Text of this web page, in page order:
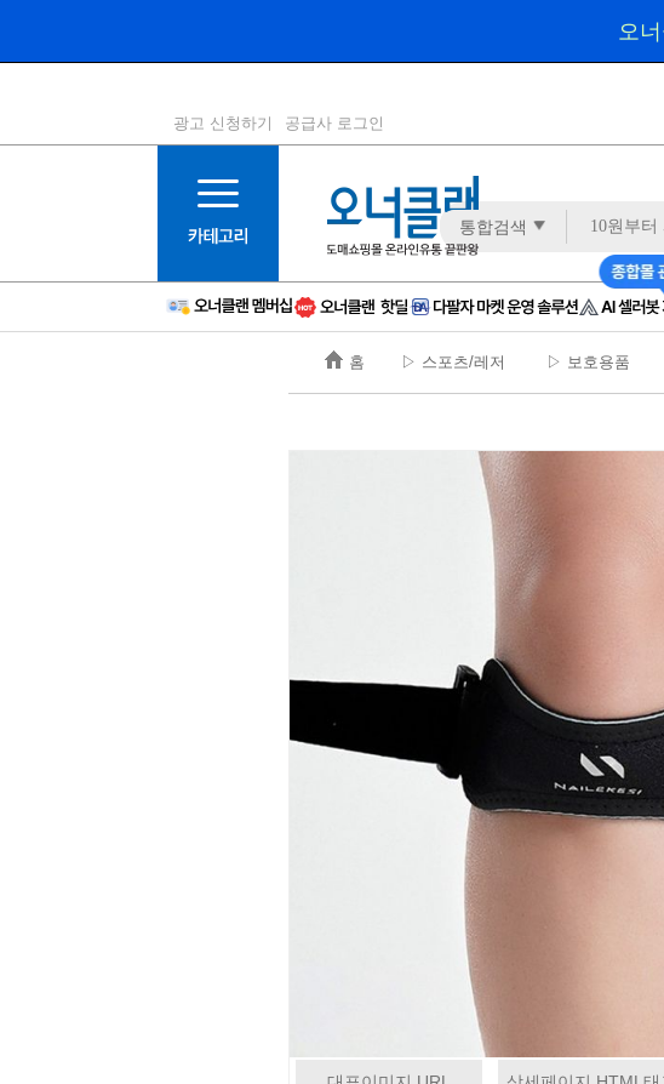
11등급
12등급
14등급
상
광고 신청하기 공급사 로그인
통합검색
홈 ▷ 스포츠/레저 ▷ 보호용품